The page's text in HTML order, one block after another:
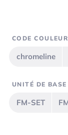
CODE COULEUR
chromeline
UNITÉ DE BASE
FM-SET